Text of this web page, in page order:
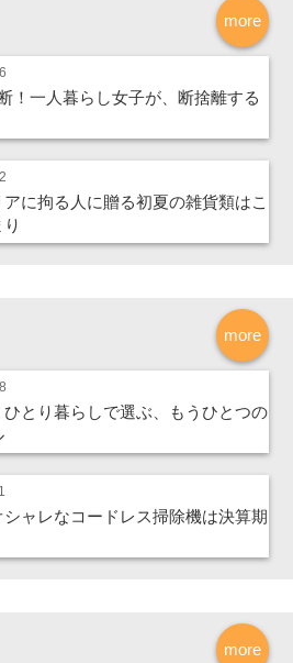
more
！一人暮らし女子が、断捨離する
アに拘る人に贈る初夏の雑貨類はこ
more
ひとり暮らしで選ぶ、もうひとつの
シャレなコードレス掃除機は決算期
more